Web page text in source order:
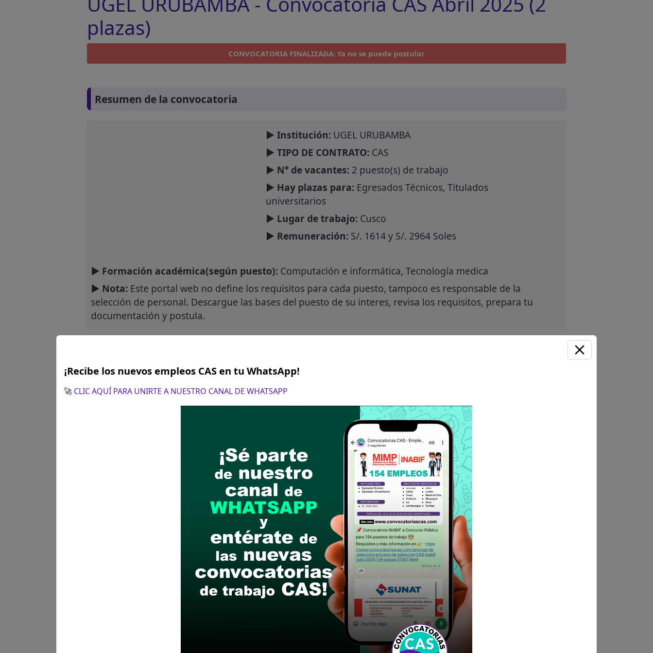
plazas)
CONVOCATORIA FINALIZADA: Ya no se puede postular
Resumen de la convocatoria
► Institución:UGEL URUBAMBA
► TIPO DE CONTRATO:CAS
► N° de vacantes:2 puesto(s) de trabajo
► Hay plazas para:Egresados Técnicos, Titulados
universitarios
► Lugar de trabajo:Cusco
► Remuneración:S/. 1614 y S/. 2964 Soles
► Formación académica(según puesto):Computación e informática, Tecnología medica
► Nota:Este portal web no define los requisitos para cada puesto, tampoco es responsable de la
selección de personal. Descargue las bases del puesto de su interes, revisa los requisitos, prepara tu
documentación y postula.
Únete a nuestro canal de WhatsApp
Recibe las últimas convocatorias CAS, directamente en tu WhatsApp. Sin
Posiciones solicitadas y links de las bases
COORDINADOR(A) DE INNOVACIÒN Y SOPORTE TECNOLÒGICO
Egresado Técnico en Computación e Informática o Computación o Informática o en Educación con
especialidad de Computación o Informática.
12 meses en el sector Público y/o privado.
10 meses como coordinador o asistente de Soporte Técnico de los recursos tecnológicos en
IIEE o entidad pública o privada. En el caso de profesor en computación e informática o bachiller en
educación: 10 meses como docente a cargo del aula de innovación o la que haga sus veces.
¡Recibe los nuevos empleos CAS en tu WhatsApp!
🚀 CLIC AQUÍ PARA UNIRTE A NUESTRO CANAL DE WHATSAPP